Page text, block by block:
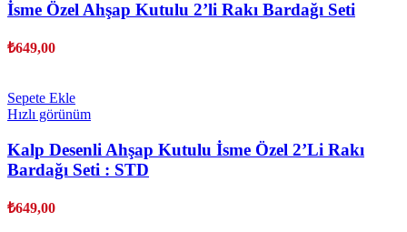
İsme Özel Ahşap Kutulu 2’li Rakı Bardağı Seti
₺649,00
Sepete Ekle
Hızlı görünüm
Kalp Desenli Ahşap Kutulu İsme Özel 2’Li Rakı
Bardağı Seti : STD
₺649,00